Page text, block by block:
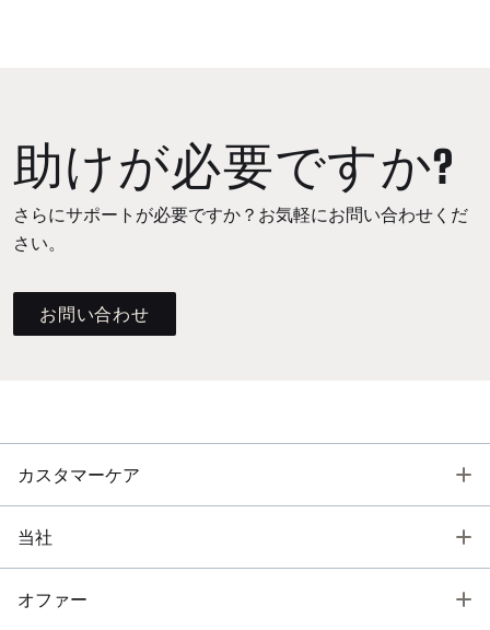
助けが必要ですか?
さらにサポートが必要ですか？お気軽にお問い合わせくだ
さい。
お問い合わせ
カスタマーケア
当社
オファー